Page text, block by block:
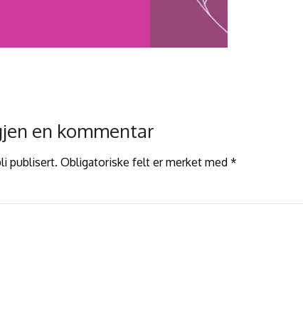
en kommentar
publisert. Obligatoriske felt er merket med *